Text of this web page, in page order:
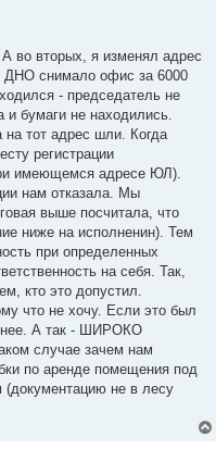
во вторых, я изменял адрес
ДНО снимало офис за 6000
- председатель не
бумаги не находились.
на тот адрес шли. Когда
регистрации
имеющемся адресе ЮЛ).
нам отказала. Мы
выше посчитала, что
ниже на исполненин). Тем
при определенных
на себя. Так,
кто это допустил.
что не хочу. Если это был
А так - ШИРОКО
случае зачем нам
по аренде помещения под
(документацию не в лесу